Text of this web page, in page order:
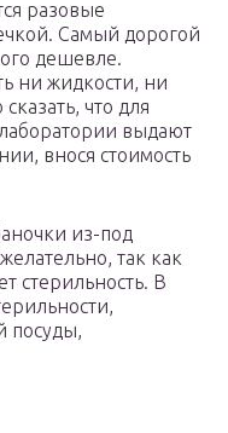
разовые
Самый дорогой
дешевле.
ни жидкости, ни
что для
выдают
внося стоимость
из-под
так как
стерильность. В
посуды,